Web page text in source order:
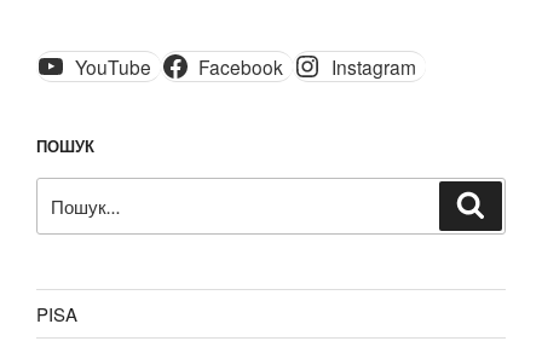
YouTube Facebook Instagram
ПОШУК
за
PISA